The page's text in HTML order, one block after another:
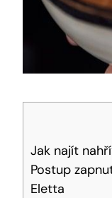
Jak najít
Postup
Eletta